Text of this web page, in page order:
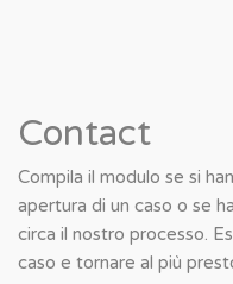
Contact
Compila il modulo se si
apertura di un caso o se
circa il nostro processo.
caso e tornare al più